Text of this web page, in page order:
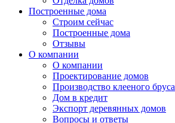
Построенные дома
Строим сейчас
Построенные дома
Отзывы
О компании
О компании
Проектирование домов
Производство клееного бруса
Дом в кредит
Экспорт деревянных домов
Вопросы и ответы